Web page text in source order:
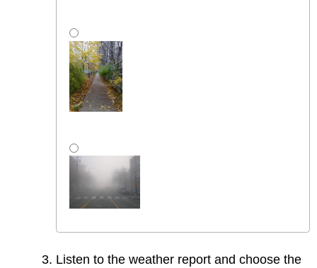
Listen to the weather report and choose the